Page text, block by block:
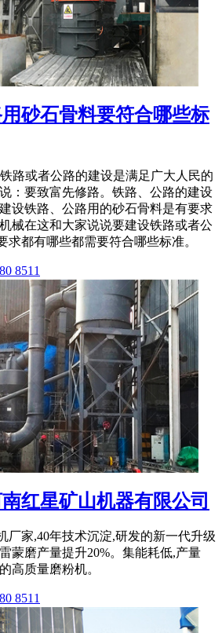
砂石骨料要符合哪些标
路或者公路的建设是满足广大人民的
：要致富先修路。铁路、公路的建设
设铁路、公路用的砂石骨料是有要求
械在这和大家说说要建设铁路或者公
求都有哪些都需要符合哪些标准。
8511
红星矿山机器有限公司
厂家,40年技术沉淀,研发的新一代升级
蒙磨产量提升20%。集能耗低,产量
高质量磨粉机。
8511